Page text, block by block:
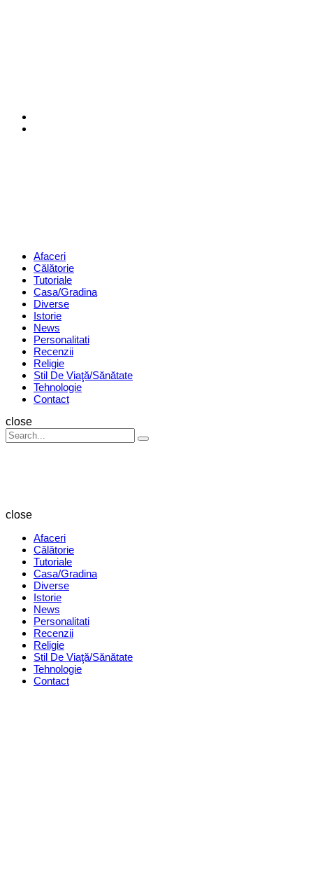
Menu Afaceri
Călătorie
Tutoriale
Casa/Gradina
Diverse
Istorie
News
Personalitati
Recenzii
Religie
Stil De Viaţă/Sănătate
Tehnologie
Contact
Search
close
Search
for:
Search
close
Afaceri
Călătorie
Tutoriale
Casa/Gradina
Diverse
Istorie
News
Personalitati
Recenzii
Religie
Stil De Viaţă/Sănătate
Tehnologie
Contact